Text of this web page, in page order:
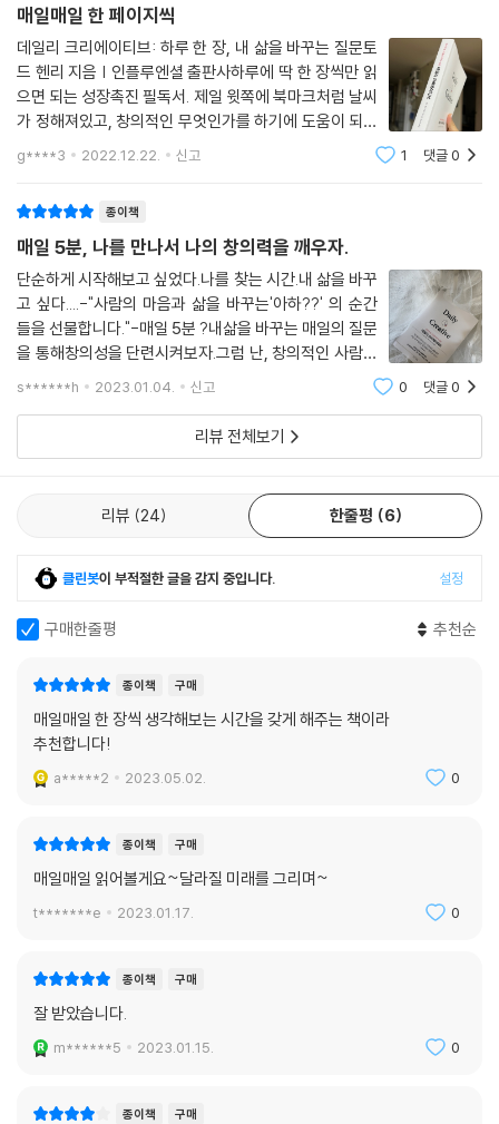
한 번 읽으면 책장 한구석을 차지하게 마련이지만, 이 책은 일평생 당신과
함께할 동반자가 되도록 쓰였다. 비록 마법처럼 책에 쓰인 글이 바뀌지는
않겠지만 확실한 것은 당신은 달라질 것이다.” 그는 이 책을 한 번 읽은 데
에 만족하지 말고 이후로도 책 속의 짧은 훈련들을 지속해나갈 것을 권한
다. 삶에 본질적인 변화를 일으킬 만큼 깊이 있는 글은 여러 번 읽는다고 해
서 그 가치가 떨어지지 않는다. 오히려 변하는 독자에게 맞춰 더 의미 있는
는 더 좋은 생활 패턴을 가져다줄 수 있다.
꼭 1월 1일부터 시작할 필요도 없다. 더 능률적으로 일하고 싶고, 삶에 활력
을 더하고 싶다고 느끼는 순간에 책을 펼쳐 그날의 글과 질문을 읽어보자.
딱 필요했던 지점을 찔러주는 질문이나 생각지도 못했던 영감을 주는 글을
만나게 될지도 모른다. 중요한 것은 반복해서 이 책을 펼치는 것이다. 하루
한 장을 읽고 하나의 질문을 고찰해보는 데에는 결코 오랜 시간이 걸리지
않는다. 하지만 그 작은 생각 루틴을 매일 규칙적으로 실행할 때, 어느 날
당신의 탁월한 창의성과 균형 있는 삶의 비결을 묻는 사람들이 생길 것이
매일매일 한 페이지씩
데일리 크리에이티브: 하루 한 장, 내 삶을 바꾸는 질문토
드 헨리 지음 | 인플루엔셜 출판사하루에 딱 한 장씩만 읽
으면 되는 성장촉진 필독서. 제일 윗쪽에 북마크처럼 날씨
가 정해져있고, 창의적인 무엇인가를 하기에 도움이 되는
팁들이 정해진 주제 아래 일목요연하게 정리되어 있다. 마
지막에는 읽고 난 후 자신의 상황에 맞게 생각해 볼 수 있
g****3 2022.12.22. 신고 1 댓글0
종이책
매일 5분, 나를 만나서 나의 창의력을 깨우자.
단순하게 시작해보고 싶었다.나를 찾는 시간.내 삶을 바꾸
고 싶다....-"사람의 마음과 삶을 바꾸는'아하??' 의 순간
들을 선물합니다."-매일 5분 ?내삶을 바꾸는 매일의 질문
을 통해창의성을 단련시켜보자.그럼 난, 창의적인 사람인
가?내가 매일 마주하는 문제들을 해결해내고 있다면이미
아할 때반드시 만나는 문제와 어려움으로 인
s******h 2023.01.04. 신고 0 댓글0
리뷰 전체보기
리뷰 24 한줄평 6
클린봇이 부적절한 글을 감지 중입니다. 설정
구매한줄평 추천순
종이책 구매
매일매일 한 장씩 생각해보는 시간을 갖게 해주는 책이라
추천합니다!
a*****2 2023.05.02. 0
종이책 구매
매일매일 읽어볼게요~달라질 미래를 그리며~
t*******e 2023.01.17. 0
종이책 구매
잘 받았습니다.
m******5 2023.01.15. 0
종이책 구매